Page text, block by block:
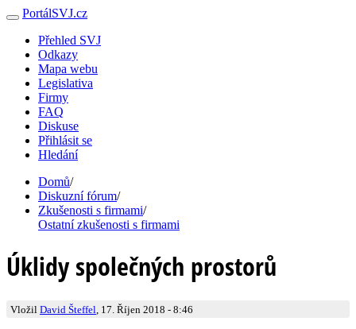
PortálSVJ.cz
Přehled SVJ
Odkazy
Mapa webu
Legislativa
Firmy
FAQ
Diskuse
Přihlásit se
Hledání
Domů/
Diskuzní fórum/
Zkušenosti s firmami/
Ostatní zkušenosti s firmami
Úklidy společných prostorů
Vložil David Šteffel , 17. Říjen 2018 - 8:46